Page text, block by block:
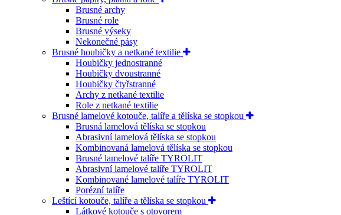
Brusné archy
Brusné role
Brusné výseky
Nekonečné pásy
Brusné houbičky a netkané textilie
Houbičky jednostranné
Houbičky dvoustranné
Houbičky čtyřstranné
Archy z netkané textilie
Role z netkané textilie
Brusné lamelové kotouče, talíře a tělíska se stopkou
Brusná lamelová tělíska se stopkou
Abrasivní lamelová tělíska se stopkou
Kombinovaná lamelová tělíska se stopkou
Brusné lamelové talíře TYROLIT
Abrasivní lamelové talíře TYROLIT
Kombinované lamelové talíře TYROLIT
Porézní talíře
Leštící kotouče, talíře a tělíska se stopkou
Látkové kotouče s otovorem